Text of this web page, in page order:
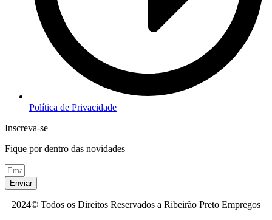
Política de Privacidade
Inscreva-se
Fique por dentro das novidades
Enviar
2024© Todos os Direitos Reservados a Ribeirão Preto Empregos